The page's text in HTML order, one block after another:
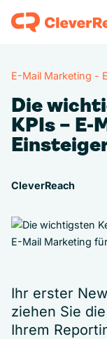
E-Mail Marketing -
Die
KPIs –
CleverReach
Ihr erster
ziehen Sie
Ihrem